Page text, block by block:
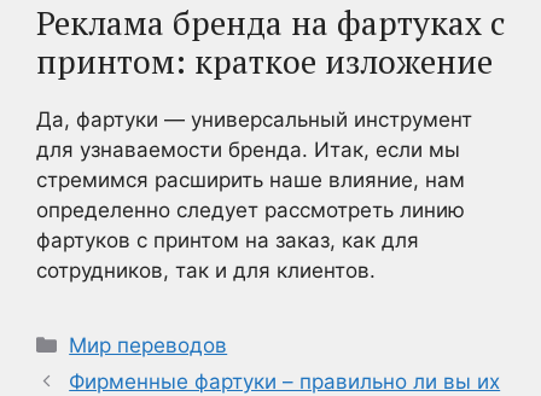
Реклама бренда на фартуках с
принтом: краткое изложение
Да, фартуки — универсальный инструмент
для узнаваемости бренда. Итак, если мы
стремимся расширить наше влияние, нам
определенно следует рассмотреть линию
фартуков с принтом на заказ, как для
сотрудников, так и для клиентов.
Рубрики
Мир переводов
Фирменные фартуки – правильно ли вы их